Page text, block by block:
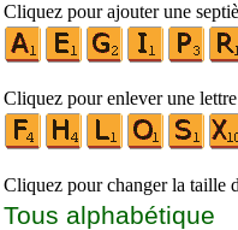
Cliquez pour ajouter une
Cliquez pour enlever une lettre
Cliquez pour changer la taille
Tous alphabétique